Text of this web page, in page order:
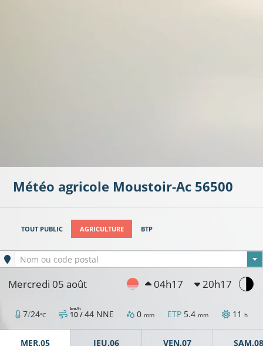
Météo agricole Moustoir-Ac 56500
TOUT PUBLIC AGRICULTURE BTP
Ville sélectionnée
Nom ou code postal
Mercredi 05 août 04h17 20h17
7/24°C 10 /
km/h 44 NNE 0 mm ETP 5.4 mm 11 h
MER.05 JEU.06 VEN.07 SAM.08